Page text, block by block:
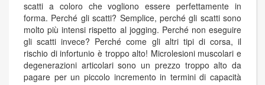
scatti a coloro che vogliono essere perfettamente in
forma. Perché gli scatti? Semplice, perché gli scatti sono
molto più intensi rispetto al jogging. Perché non eseguire
gli scatti invece? Perché come gli altri tipi di corsa, il
rischio di infortunio è troppo alto! Microlesioni muscolari e
degenerazioni articolari sono un prezzo troppo alto da
pagare per un piccolo incremento in termini di capacità